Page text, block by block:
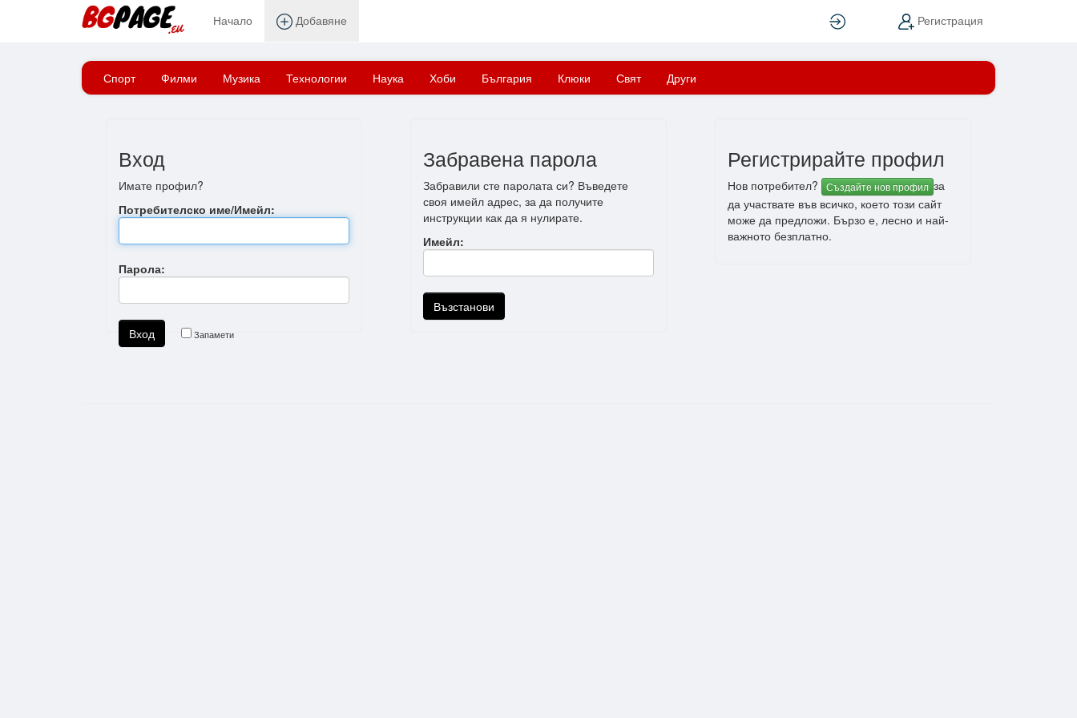
Начало Регистрация
Добавяне
Начало Вход
Спорт Филми Музика Технологии Наука Хоби България Клюки Свят Други
Вход
Имате профил?
Потребителско име/Имейл:
Парола:
Запамети
Забравена парола
Забравили сте паролата си? Въведете
своя имейл адрес, за да получите
инструкции как да я нулирате.
Имейл:
Регистрирайте профил
Нов потребител? Създайте нов профил за
да участвате във всичко, което този сайт
може да предложи. Бързо е, лесно и най-
важното безплатно.